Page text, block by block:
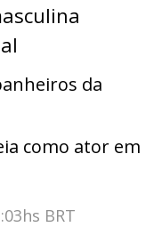
da
como ator em
BRT